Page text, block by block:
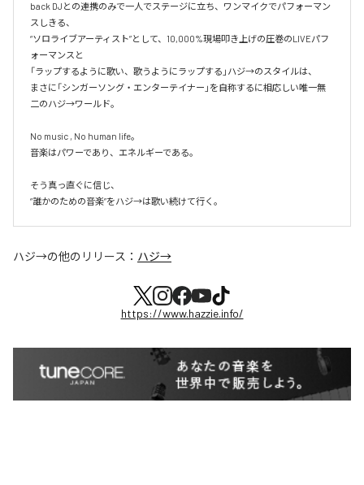
back DJとの連携のみで一人でステージに立ち、ワンマイクでパフォーマン
スしきる、
“ソロライブアーティスト”として、10,000%現場叩き上げの圧巻のLIVEパフ
ォーマンスと
「ラップするように歌い、歌うようにラップする」ハジ→のスタイルは、
まさに「シンガーソング・エンターテイナー」を自称するに相応しい唯一無
二のハジ→ワールド。
No music , No human life。
音楽はパワーであり、エネルギーである。
そう真っ直ぐに信じ、
ハジ→の他のリリース： ハジ→
https://www.hazzie.info/